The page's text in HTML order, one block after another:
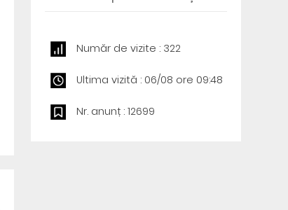
Număr de vizite : 322
Ultima vizită : 06/08 ore 09:48
Nr. anunț : 12699